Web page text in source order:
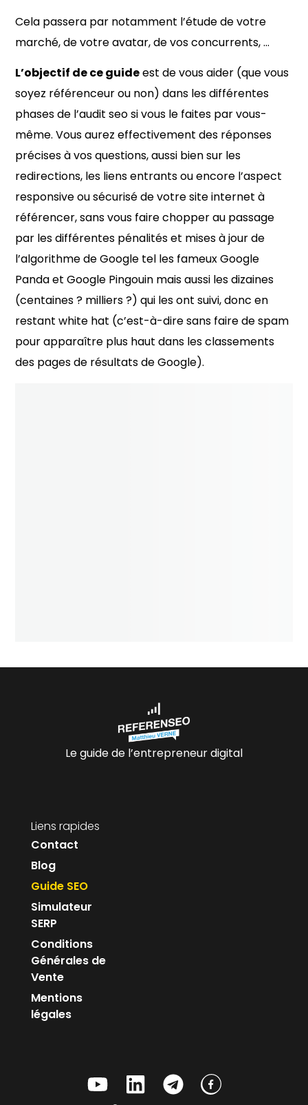
Cela passera par notamment l’étude de votre
marché, de votre avatar, de vos concurrents, …
L’objectif de ce guideest de vous aider (que vous
soyez référenceur ou non) dans les différentes
phases de l’audit seo si vous le faites par vous-
même. Vous aurez effectivement des réponses
précises à vos questions, aussi bien sur les
redirections, les liens entrants ou encore l’aspect
responsive ou sécurisé de votre site internet à
référencer, sans vous faire chopper au passage
par les différentes pénalités et mises à jour de
l’algorithme de Google tel les fameux Google
Panda et Google Pingouin mais aussi les dizaines
(centaines ? milliers ?) qui les ont suivi, donc en
restant white hat (c’est-à-dire sans faire de spam
pour apparaître plus haut dans les classements
des pages de résultats de Google).
Le guide de l’entrepreneur digital
Liens rapides
Contact
Blog
Guide SEO
Simulateur
SERP
Conditions
Générales de
Vente
Mentions
légales